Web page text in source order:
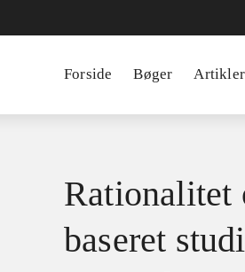
Forside Bøger Artikler
Rationalitet
baseret